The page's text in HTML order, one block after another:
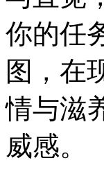
你的任
图，在
情与滋
威感。